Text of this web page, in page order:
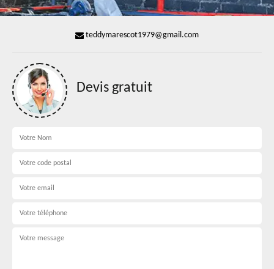
teddymarescot1979@gmail.com
Devis gratuit